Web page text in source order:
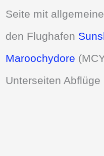
Seite mit
den Flughafen
Maroochydore
Unterseiten Abflüge